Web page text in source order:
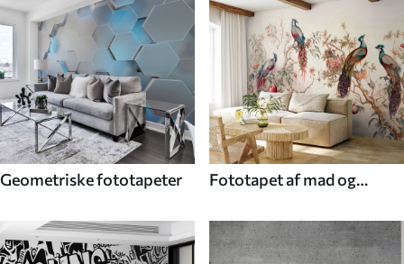
Geometriske fototapeter
Fototapet af mad og